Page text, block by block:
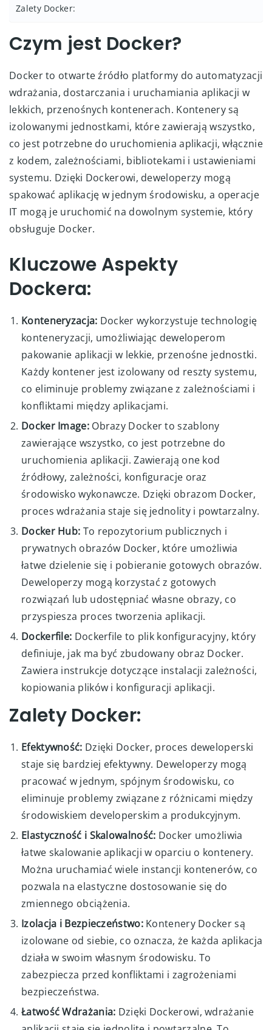
Zalety Docker:
Czym jest Docker?
Docker to otwarte źródło platformy do automatyzacji
wdrażania, dostarczania i uruchamiania aplikacji w
lekkich, przenośnych kontenerach. Kontenery są
izolowanymi jednostkami, które zawierają wszystko,
co jest potrzebne do uruchomienia aplikacji, włącznie
z kodem, zależnościami, bibliotekami i ustawieniami
systemu. Dzięki Dockerowi, deweloperzy mogą
spakować aplikację w jednym środowisku, a operacje
IT mogą je uruchomić na dowolnym systemie, który
obsługuje Docker.
Kluczowe Aspekty
Dockera:
Konteneryzacja: Docker wykorzystuje technologię
konteneryzacji, umożliwiając deweloperom
pakowanie aplikacji w lekkie, przenośne jednostki.
Każdy kontener jest izolowany od reszty systemu,
co eliminuje problemy związane z zależnościami i
konfliktami między aplikacjami.
Docker Image:Obrazy Docker to szablony
zawierające wszystko, co jest potrzebne do
uruchomienia aplikacji. Zawierają one kod
źródłowy, zależności, konfiguracje oraz
środowisko wykonawcze. Dzięki obrazom Docker,
proces wdrażania staje się jednolity i powtarzalny.
Docker Hub: To repozytorium publicznych i
prywatnych obrazów Docker, które umożliwia
łatwe dzielenie się i pobieranie gotowych obrazów.
Deweloperzy mogą korzystać z gotowych
rozwiązań lub udostępniać własne obrazy, co
przyspiesza proces tworzenia aplikacji.
Dockerfile: Dockerfile to plik konfiguracyjny, który
definiuje, jak ma być zbudowany obraz Docker.
Zawiera instrukcje dotyczące instalacji zależności,
kopiowania plików i konfiguracji aplikacji.
Zalety Docker:
Efektywność: Dzięki Docker, proces deweloperski
staje się bardziej efektywny. Deweloperzy mogą
pracować w jednym, spójnym środowisku, co
eliminuje problemy związane z różnicami między
środowiskiem developerskim a produkcyjnym.
Elastyczność i Skalowalność: Docker umożliwia
łatwe skalowanie aplikacji w oparciu o kontenery.
Można uruchamiać wiele instancji kontenerów, co
pozwala na elastyczne dostosowanie się do
zmiennego obciążenia.
Izolacja i Bezpieczeństwo:Kontenery Docker są
izolowane od siebie, co oznacza, że ​​każda aplikacja
działa w swoim własnym środowisku. To
zabezpiecza przed konfliktami i zagrożeniami
bezpieczeństwa.
Łatwość Wdrażania: Dzięki Dockerowi, wdrażanie